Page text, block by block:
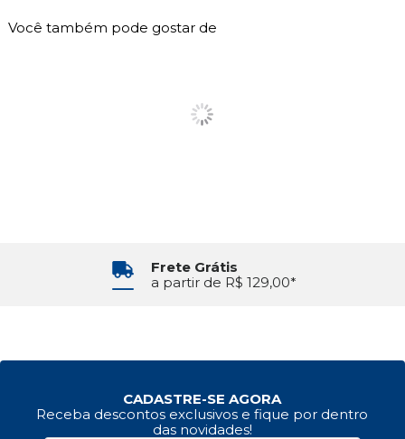
Você também pode gostar de
Frete Grátis
a partir de R$ 129,00*
CADASTRE-SE AGORA
Receba descontos exclusivos e fique por dentro
das novidades!